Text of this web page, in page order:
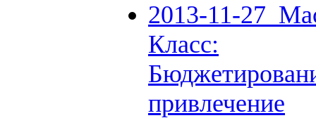
2013-11-
Класс:
привлечение